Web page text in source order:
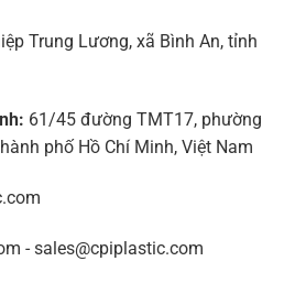
Trung Lương, xã Bình An, tỉnh
61/45 đường TMT17, phường
phố Hồ Chí Minh, Việt Nam
- sales@cpiplastic.com